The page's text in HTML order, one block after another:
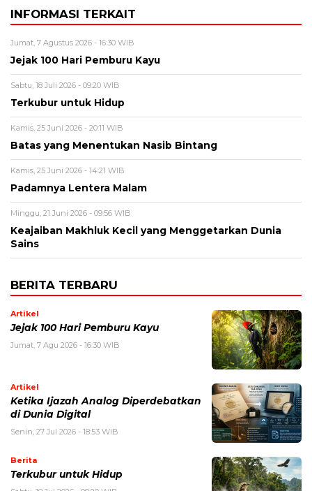
INFORMASI TERKAIT
Jumat, 7 Agustus 2026 - 16:30 WIB
Jejak 100 Hari Pemburu Kayu
Sabtu, 18 Juli 2026 - 09:20 WIB
Terkubur untuk Hidup
Kamis, 25 Juni 2026 - 20:11 WIB
Batas yang Menentukan Nasib Bintang
Kamis, 25 Juni 2026 - 14:21 WIB
Padamnya Lentera Malam
Minggu, 21 Juni 2026 - 09:56 WIB
Keajaiban Makhluk Kecil yang Menggetarkan Dunia
Sains
BERITA TERBARU
Artikel
Jejak 100 Hari Pemburu Kayu
Jumat, 7 Agu 2026 - 16:30 WIB
Artikel
Ketika Ijazah Analog Diperdebatkan
di Dunia Digital
Senin, 27 Jul 2026 - 18:53 WIB
Berita
Terkubur untuk Hidup